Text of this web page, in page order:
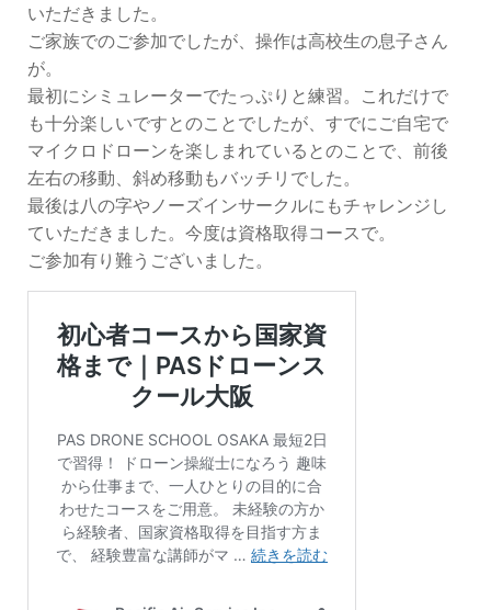
いただきました。
ご家族でのご参加でしたが、操作は高校生の息子さん
が。
最初にシミュレーターでたっぷりと練習。これだけで
も十分楽しいですとのことでしたが、すでにご自宅で
マイクロドローンを楽しまれているとのことで、前後
左右の移動、斜め移動もバッチリでした。
最後は八の字やノーズインサークルにもチャレンジし
ていただきました。今度は資格取得コースで。
ご参加有り難うございました。